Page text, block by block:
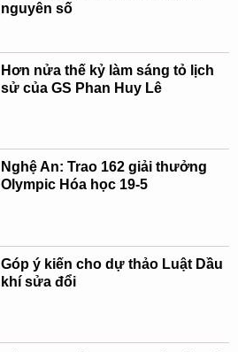
nguyên số
Hơn nửa thế kỷ làm sáng tỏ lịch
sử của GS Phan Huy Lê
Nghệ An: Trao 162 giải thưởng
Olympic Hóa học 19-5
Góp ý kiến cho dự thảo Luật Dầu
khí sửa đổi